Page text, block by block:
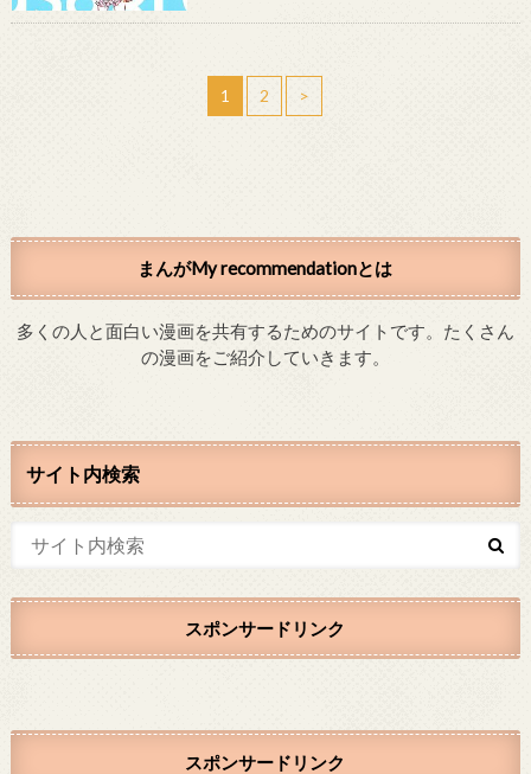
1 2 >
まんがMy recommendationとは
多くの人と面白い漫画を共有するためのサイトです。たくさん
の漫画をご紹介していきます。
サイト内検索
スポンサードリンク
スポンサードリンク